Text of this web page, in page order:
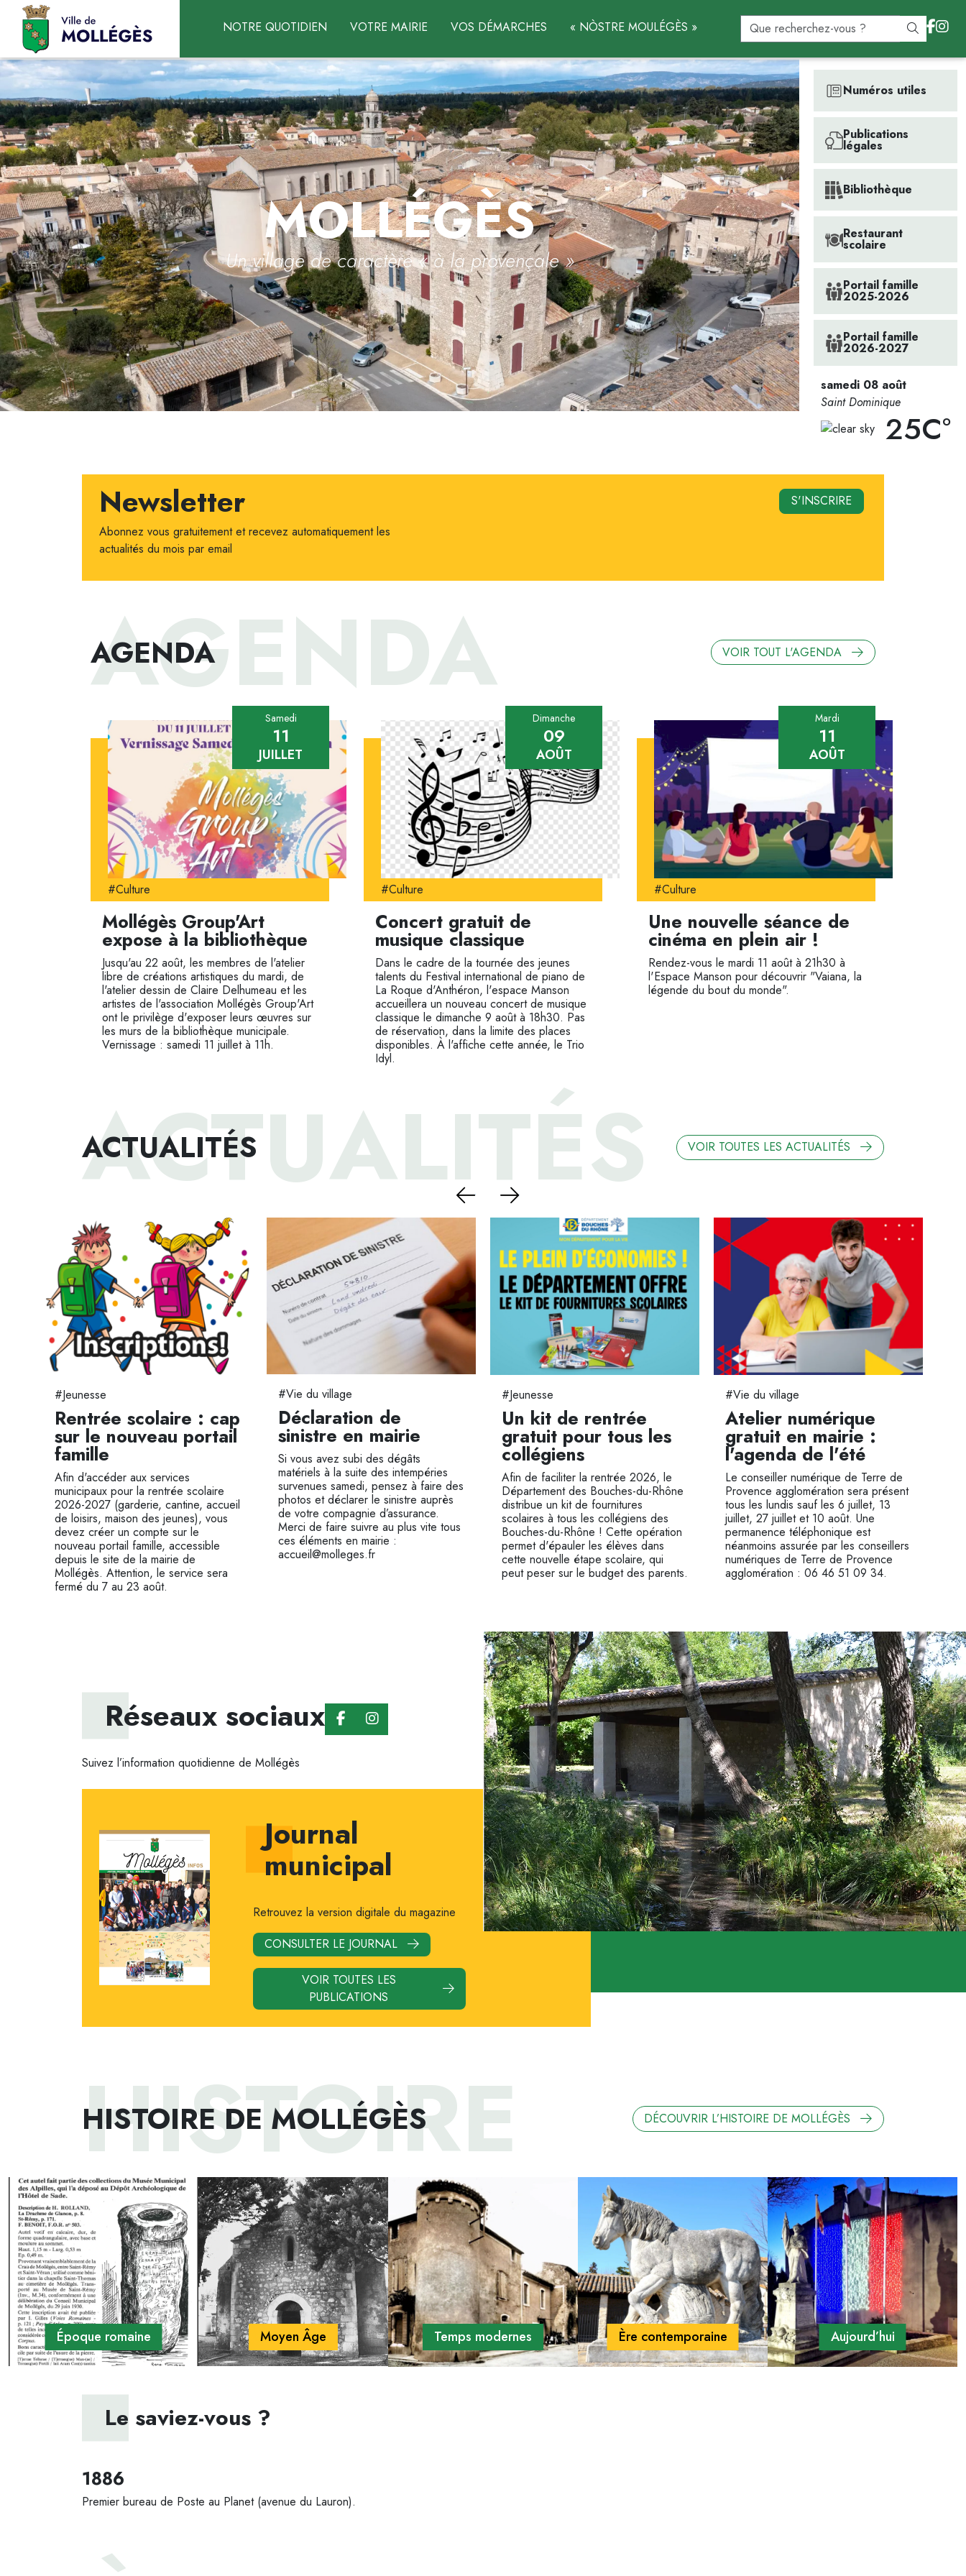
Accéder au contenu
NOTRE QUOTIDIEN
VOTRE MAIRIE VOS DÉMARCHES « NÒSTRE MOULÉGÈS »
MOLLÉGÈS
Un village de caractère « à la provençale »
Numéros utiles
Publications
légales
Bibliothèque
Restaurant
scolaire
Portail famille
2025-2026
Portail famille
2026-2027
samedi 08 août
Saint Dominique
25C°
Newsletter
Abonnez vous gratuitement et recevez automatiquement les
actualités du mois par email
S'INSCRIRE
AGENDA
AGENDA VOIR TOUT L'AGENDA
Samedi
11
JUILLET
#Culture
Mollégès Group'Art
expose à la bibliothèque
Jusqu'au 22 août, les membres de l'atelier
libre de créations artistiques du mardi, de
l'atelier dessin de Claire Delhumeau et les
artistes de l'association Mollégès Group'Art
ont le privilège d'exposer leurs œuvres sur
les murs de la bibliothèque municipale.
Vernissage : samedi 11 juillet à 11h.
Dimanche
09
AOÛT
#Culture
Concert gratuit de
musique classique
Dans le cadre de la tournée des jeunes
talents du Festival international de piano de
La Roque d'Anthéron, l'espace Manson
accueillera un nouveau concert de musique
classique le dimanche 9 août à 18h30. Pas
de réservation, dans la limite des places
disponibles. À l'affiche cette année, le Trio
Idyl.
Mardi
11
AOÛT
#Culture
Une nouvelle séance de
cinéma en plein air !
Rendez-vous le mardi 11 août à 21h30 à
l'Espace Manson pour découvrir "Vaiana, la
légende du bout du monde".
ACTUALITÉS
ACTUALITÉS VOIR TOUTES LES ACTUALITÉS
#Jeunesse
Rentrée scolaire : cap
sur le nouveau portail
famille
Afin d'accéder aux services
municipaux pour la rentrée scolaire
2026-2027 (garderie, cantine, accueil
de loisirs, maison des jeunes), vous
devez créer un compte sur le
nouveau portail famille, accessible
depuis le site de la mairie de
Mollégès. Attention, le service sera
fermé du 7 au 23 août.
#Vie du village
Déclaration de
sinistre en mairie
Si vous avez subi des dégâts
matériels à la suite des intempéries
survenues samedi, pensez à faire des
photos et déclarer le sinistre auprès
de votre compagnie d’assurance.
Merci de faire suivre au plus vite tous
ces éléments en mairie :
accueil@molleges.fr
#Jeunesse
Un kit de rentrée
gratuit pour tous les
collégiens
Afin de faciliter la rentrée 2026, le
Département des Bouches-du-Rhône
distribue un kit de fournitures
scolaires à tous les collégiens des
Bouches-du-Rhône ! Cette opération
permet d'épauler les élèves dans
cette nouvelle étape scolaire, qui
peut peser sur le budget des parents.
#Vie du village
Atelier numérique
gratuit en mairie :
l'agenda de l'été
Le conseiller numérique de Terre de
Provence agglomération sera présent
tous les lundis sauf les 6 juillet, 13
juillet, 27 juillet et 10 août. Une
permanence téléphonique est
néanmoins assurée par les conseillers
numériques de Terre de Provence
agglomération : 06 46 51 09 34.
Réseaux sociaux
Suivez l’information quotidienne de Mollégès
Journal
municipal
Retrouvez la version digitale du magazine
CONSULTER LE JOURNAL
VOIR TOUTES LES
PUBLICATIONS
HISTOIRE DE MOLLÉGÈS
HISTOIRE DÉCOUVRIR L’HISTOIRE DE MOLLÉGÈS
Époque romaine Moyen Âge Temps modernes Ère contemporaine Aujourd’hui
Le saviez-vous ?
1886
Premier bureau de Poste au Planet (avenue du Lauron).